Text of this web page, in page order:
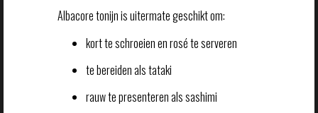
Albacore tonijn is uitermate geschikt om:
kort te schroeien en rosé te serveren
te bereiden als tataki
rauw te presenteren als sashimi